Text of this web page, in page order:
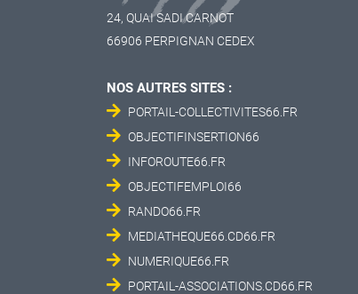
24, QUAI SADI CARNOT
66906 PERPIGNAN CEDEX
NOS AUTRES SITES :
PORTAIL-COLLECTIVITES66.FR
OBJECTIFINSERTION66
INFOROUTE66.FR
OBJECTIFEMPLOI66
RANDO66.FR
MEDIATHEQUE66.CD66.FR
NUMERIQUE66.FR
PORTAIL-ASSOCIATIONS.CD66.FR